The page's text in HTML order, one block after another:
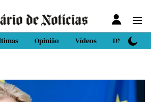
Opinião Vídeos DN Sport